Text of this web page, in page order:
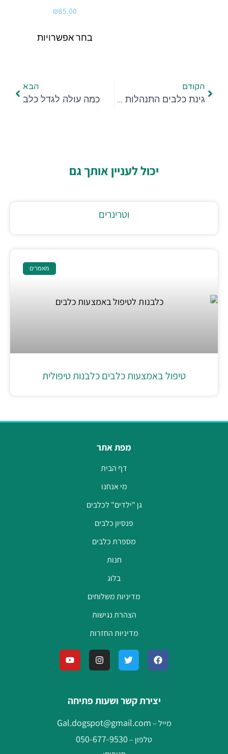
₪85.00
בחר אפשרויות
הקודם
גינת כלבים התנהלות נכונה
הבא
כמה עולה לגדל כלב
יכול לעניין אותך גם
וטרינרים
מאמרים
טיפול באמצעות כלבים כלבנות טיפולית
מפת אתר
דף הבית
מי אנחנו
גן "ילדים" לכלבים
פנסיון כלבים
מספרת כלבים
חנות
בלוג
מדיניות משלוחים
הצהרת נגישות
מדיניות החזרות
יצירת קשר ושעות פתיחה
מייל –Gal.dogspot@gmail.com
טלפון –050-677-9530